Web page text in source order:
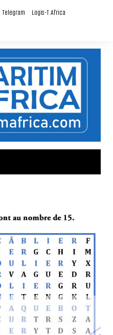
Telegram Logis-T Africa